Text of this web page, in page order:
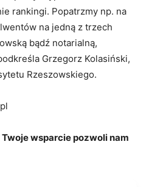
rankingi. Popatrzmy np. na
na jedną z trzech
bądź notarialną,
Grzegorz Kolasiński,
Rzeszowskiego.
wsparcie pozwoli nam